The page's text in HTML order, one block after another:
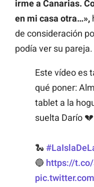
irme a Canarias.
en mi casa otra…»,
de consideración
podía ver su pareja.
Este vídeo es
qué poner:
tablet a la
suelta Darío
🐍
🔵 https://t.co/